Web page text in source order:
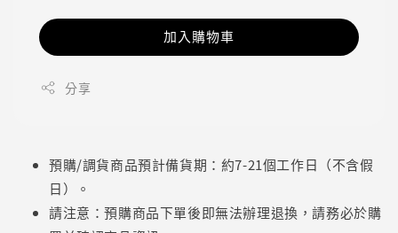
加入購物車
分享
預購/調貨商品預計備貨期：約7-21個工作日（不含假
日）。
請注意：預購商品下單後即無法辦理退換，請務必於購